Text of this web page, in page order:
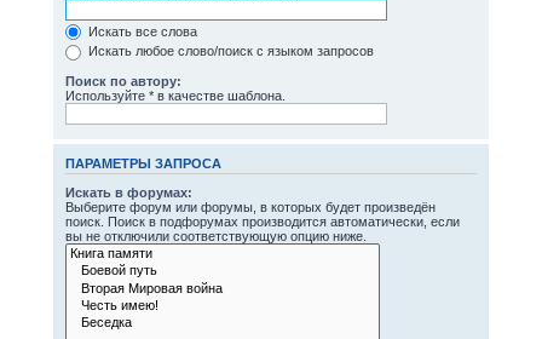
Искать все слова
Искать любое слово/поиск с языком запросов
Поиск по автору:
Используйте * в качестве шаблона.
ПАРАМЕТРЫ ЗАПРОСА
Искать в форумах:
Выберите форум или форумы, в которых будет произведён
поиск. Поиск в подфорумах производится автоматически, если
вы не отключили соответствующую опцию ниже.